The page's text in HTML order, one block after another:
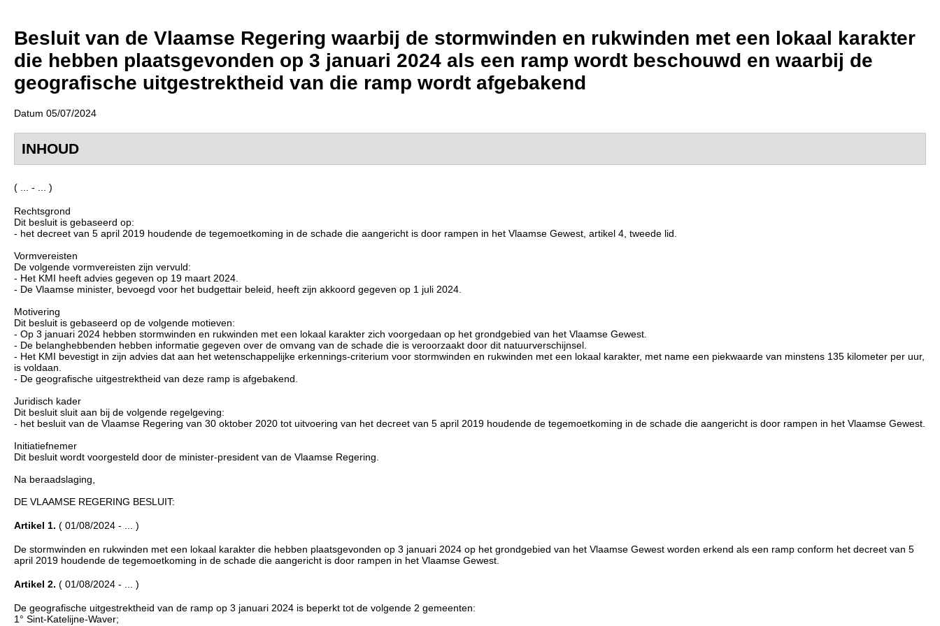
Besluit van de Vlaamse Regering waarbij de stormwinden en rukwinden met een lokaal karakter
die hebben plaatsgevonden op 3 januari 2024 als een ramp wordt beschouwd en waarbij de
geografische uitgestrektheid van die ramp wordt afgebakend
Datum 05/07/2024
INHOUD
( ... - ... )
Rechtsgrond
Dit besluit is gebaseerd op:
- het decreet van 5 april 2019 houdende de tegemoetkoming in de schade die aangericht is door rampen in het Vlaamse Gewest, artikel 4, tweede lid.
Vormvereisten
De volgende vormvereisten zijn vervuld:
- Het KMI heeft advies gegeven op 19 maart 2024.
- De Vlaamse minister, bevoegd voor het budgettair beleid, heeft zijn akkoord gegeven op 1 juli 2024.
Motivering
Dit besluit is gebaseerd op de volgende motieven:
- Op 3 januari 2024 hebben stormwinden en rukwinden met een lokaal karakter zich voorgedaan op het grondgebied van het Vlaamse Gewest.
- De belanghebbenden hebben informatie gegeven over de omvang van de schade die is veroorzaakt door dit natuurverschijnsel.
- Het KMI bevestigt in zijn advies dat aan het wetenschappelijke erkennings-criterium voor stormwinden en rukwinden met een lokaal karakter, met name een piekwaarde van minstens 135 kilometer per uur,
is voldaan.
- De geografische uitgestrektheid van deze ramp is afgebakend.
Juridisch kader
Dit besluit sluit aan bij de volgende regelgeving:
- het besluit van de Vlaamse Regering van 30 oktober 2020 tot uitvoering van het decreet van 5 april 2019 houdende de tegemoetkoming in de schade die aangericht is door rampen in het Vlaamse Gewest.
Initiatiefnemer
Dit besluit wordt voorgesteld door de minister-president van de Vlaamse Regering.
Na beraadslaging,
DE VLAAMSE REGERING BESLUIT:
Artikel 1. ( 01/08/2024 - ... )
De stormwinden en rukwinden met een lokaal karakter die hebben plaatsgevonden op 3 januari 2024 op het grondgebied van het Vlaamse Gewest worden erkend als een ramp conform het decreet van 5
april 2019 houdende de tegemoetkoming in de schade die aangericht is door rampen in het Vlaamse Gewest.
Artikel 2. ( 01/08/2024 - ... )
De geografische uitgestrektheid van de ramp op 3 januari 2024 is beperkt tot de volgende 2 gemeenten:
1° Sint-Katelijne-Waver;